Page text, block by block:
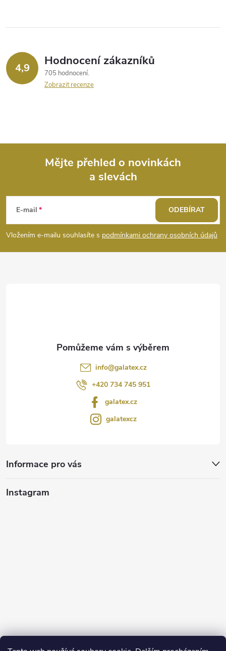
í
r
v
v
s
u
4,9 Hodnocení zákazníků
705 hodnocení
Zobrazit recenze
p
a
Mějte přehled o novinkách
a slevách
E-mail
Vložením e-mailu souhlasíte s podmínkami ochrany osobních údajů
ODEBÍRAT
info@galatex.cz
+420 734 745 951
galatex.cz
galatexcz
Informace pro vás
Instagram